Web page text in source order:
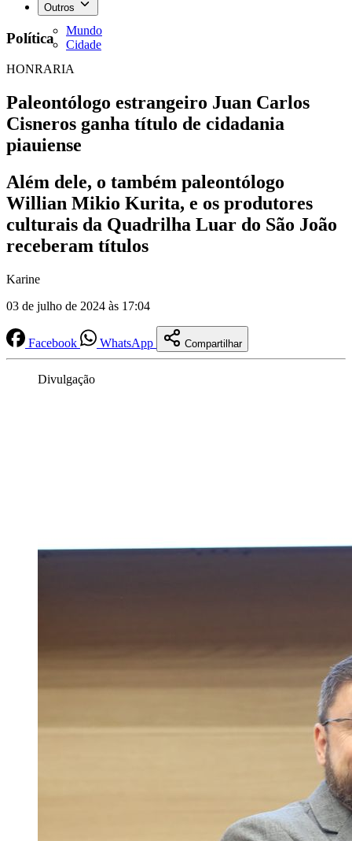
Outros
Mundo
Cidade
Política
HONRARIA
Paleontólogo estrangeiro Juan Carlos
Cisneros ganha título de cidadania
piauiense
Além dele, o também paleontólogo
Willian Mikio Kurita, e os produtores
culturais da Quadrilha Luar do São João
receberam títulos
Karine
03 de julho de 2024 às 17:04
Facebook WhatsApp Compartilhar
Divulgação